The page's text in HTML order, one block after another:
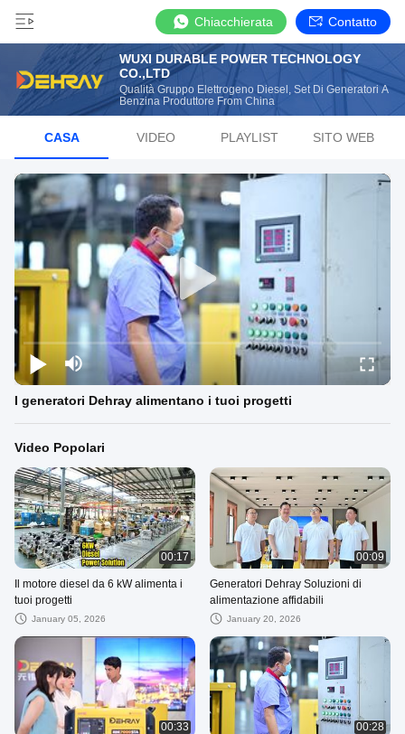
Chiacchierata Contatto
WUXI DURABLE POWER TECHNOLOGY
CO.,LTD
Qualità Gruppo Elettrogeno Diesel, Set Di Generatori A
Benzina Produttore From China
CASA VIDEO PLAYLIST SITO WEB
I generatori Dehray alimentano i tuoi progetti
Video Popolari
00:17
Il motore diesel da 6 kW alimenta i
tuoi progetti
January 05, 2026
00:09
Generatori Dehray Soluzioni di
alimentazione affidabili
January 20, 2026
00:33 00:28